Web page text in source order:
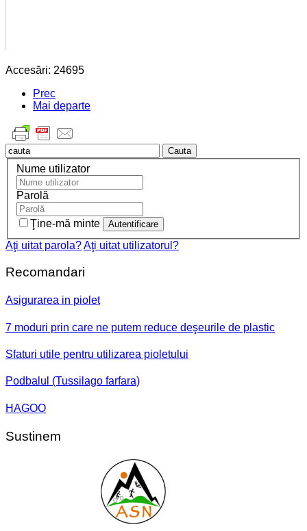
Accesări: 24695
Prec
Mai departe
Cauta
Nume utilizator
Parolă
Ţine-mă minte
Aţi uitat parola?Aţi uitat utilizatorul?
Recomandari
Asigurarea in piolet
7 moduri prin care ne putem reduce deşeurile de plastic
Sfaturi utile pentru utilizarea pioletului
Podbalul (Tussilago farfara)
HAGOO
Sustinem